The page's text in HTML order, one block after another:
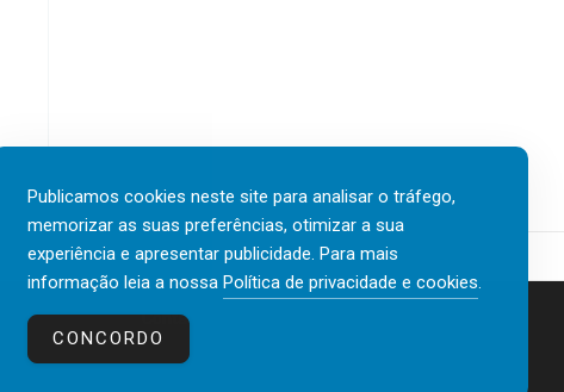
Contactos
Publicamos cookies neste site para analisar o tráfego,
memorizar as suas preferências, otimizar a sua
experiência e apresentar publicidade. Para mais
informação leia a nossa Política de privacidade e cookies.
CONCORDO